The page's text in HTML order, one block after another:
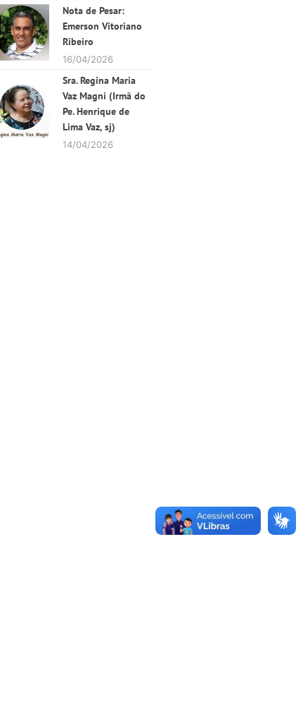
Nota de Pesar:
Emerson Vitoriano
Ribeiro
16/04/2026
Sra. Regina Maria
Vaz Magni (Irmã do
Pe. Henrique de
Lima Vaz, sj)
14/04/2026